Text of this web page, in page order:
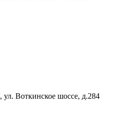
ул. Воткинское шоссе, д.284